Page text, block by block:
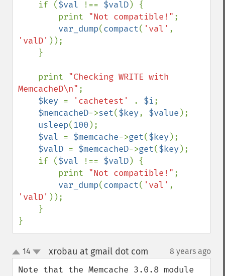
    if (
$val !== $valD) {
        print
"Not compatible!" ;
var_dump(compact( 'val'
'valD' ));
    print
"Checking WRITE with
MemcacheD\n" ;
$key = 'cachetest' . $i;
$memcacheD->set($key, $value );
usleep(100 );
$val = $memcache->get($key );
$valD = $memcacheD->get($key );
    if (
$val !== $valD) {
        print
"Not compatible!" ;
var_dump(compact( 'val'
'valD' ));
}
up
down
14 xrobau at gmail dot com 8 years ago
Note that the Memcache 3.0.8 module